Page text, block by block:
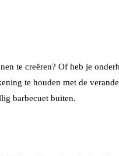
te creëren? Of heb je
te houden met de
barbecuet buiten.